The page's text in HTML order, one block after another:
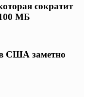
сократит
МБ
в США заметно